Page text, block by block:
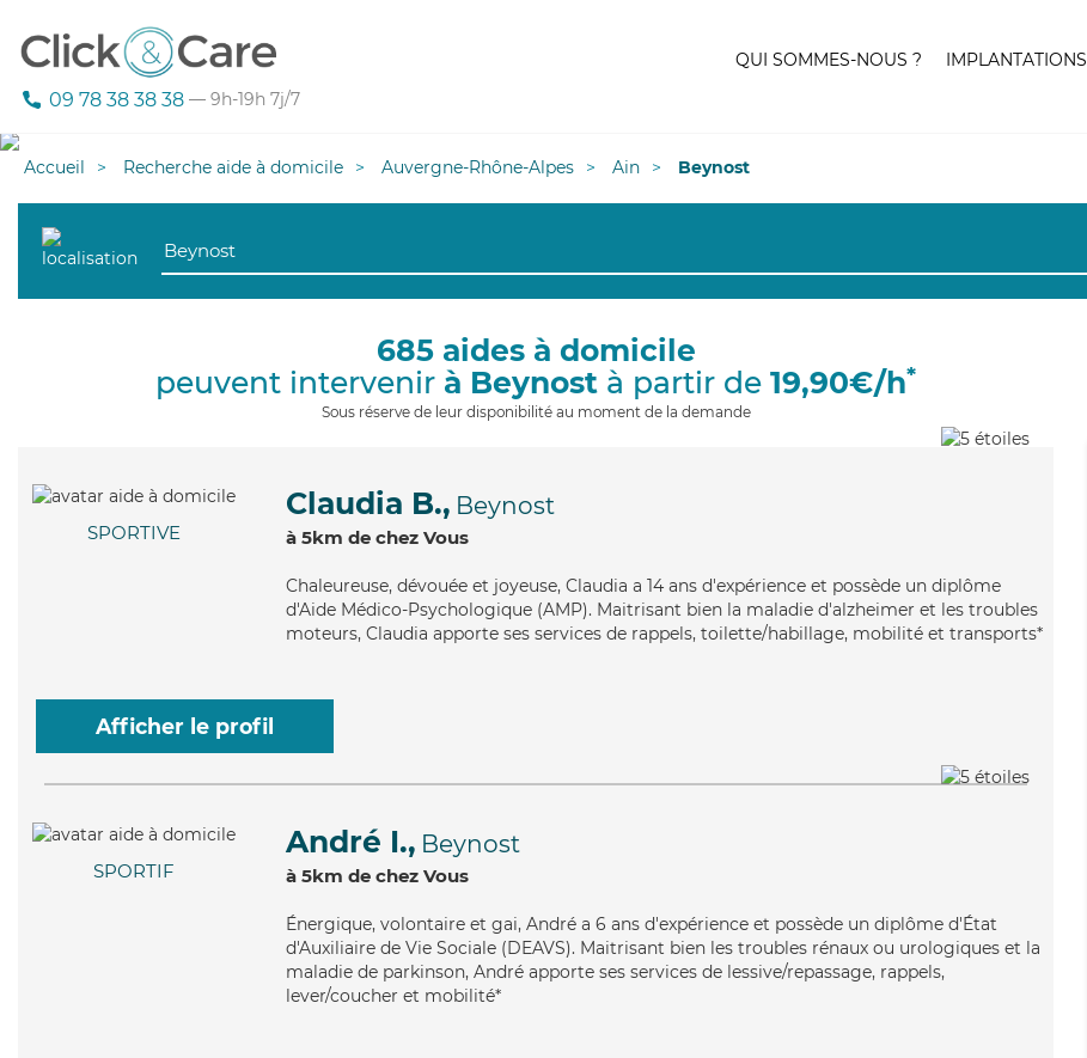
09 78 38 38 38 — 9h-19h 7j/7
QUI SOMMES-NOUS ? IMPLANTATIONS
Accueil Recherche aide à domicile Auvergne-Rhône-Alpes Ain Beynost
685 aides à domicile
peuvent intervenir à Beynost à partir de 19,90€/h*
Sous réserve de leur disponibilité au moment de la demande
SPORTIVE
Claudia B., Beynost
à 5km de chez Vous
Chaleureuse, dévouée et joyeuse, Claudia a 14 ans d'expérience et possède un diplôme
d'Aide Médico-Psychologique (AMP). Maitrisant bien la maladie d'alzheimer et les troubles
moteurs, Claudia apporte ses services de rappels, toilette/habillage, mobilité et transports*
Afficher le profil
SPORTIF
André I., Beynost
à 5km de chez Vous
Énergique, volontaire et gai, André a 6 ans d'expérience et possède un diplôme d'État
d'Auxiliaire de Vie Sociale (DEAVS). Maitrisant bien les troubles rénaux ou urologiques et la
maladie de parkinson, André apporte ses services de lessive/repassage, rappels,
lever/coucher et mobilité*